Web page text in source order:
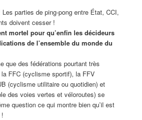
parties de ping-pong entre État, CCI,
doivent cesser !
mortel pour qu’enfin les décideurs
de l’ensemble du monde du
que des fédérations pourtant très
FFC (cyclisme sportif), la FFV
(cyclisme utilitaire ou quotidien) et
des voies vertes et véloroutes) se
question ce qui montre bien qu’il est